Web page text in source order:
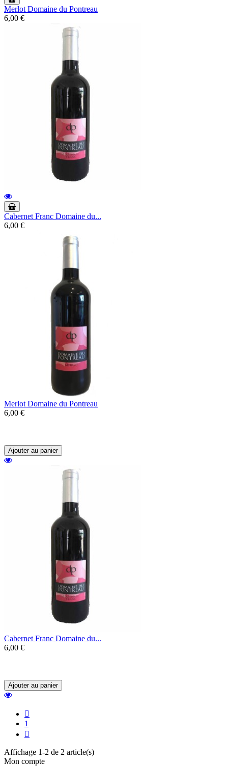
Merlot Domaine du Pontreau
6,00 €
Cabernet Franc Domaine du...
6,00 €
Merlot Domaine du Pontreau
6,00 €
Ajouter au panier
Cabernet Franc Domaine du...
6,00 €
Ajouter au panier

1

Affichage 1-2 de 2 article(s)
Mon compte